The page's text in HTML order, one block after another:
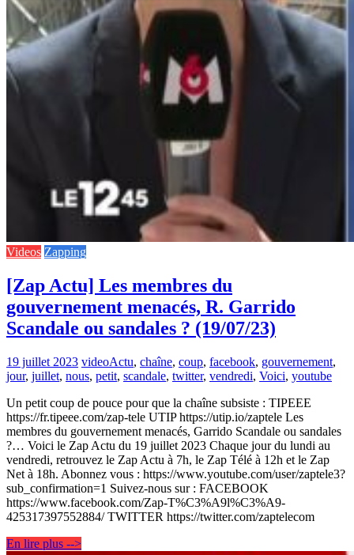
Videos Zapping
[Zap Actu] Les membres du
gouvernement menacés, R. Garrido
Scandale ou sandales ? (19/07/23)
19 juillet 2023 videoActu, chaîne, coup, facebook, gouvernement,
jour, juillet, nous, petit, scandale, twitter, vendredi, Voici, youtube
Un petit coup de pouce pour que la chaîne subsiste : TIPEEE
https://fr.tipeee.com/zap-tele UTIP https://utip.io/zaptele Les
membres du gouvernement menacés, Garrido Scandale ou sandales
?… Voici le Zap Actu du 19 juillet 2023 Chaque jour du lundi au
vendredi, retrouvez le Zap Actu à 7h, le Zap Télé à 12h et le Zap
Net à 18h. Abonnez vous : https://www.youtube.com/user/zaptele3?
sub_confirmation=1 Suivez-nous sur : FACEBOOK
https://www.facebook.com/Zap-T%C3%A9l%C3%A9-
425317397552884/ TWITTER https://twitter.com/zaptelecom
En lire plus -->